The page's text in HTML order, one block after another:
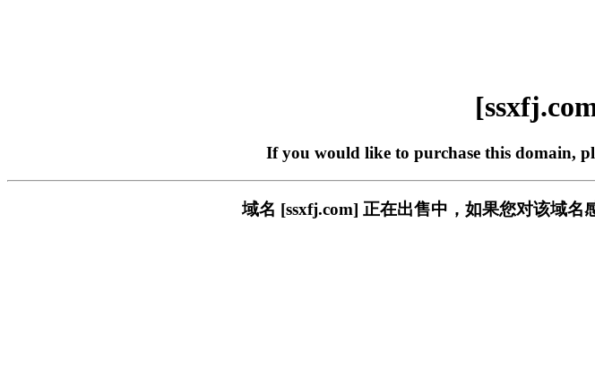
If you would like to purchase this domain,
域名 [ssxfj.com] 正在出售中，如果您对该域名